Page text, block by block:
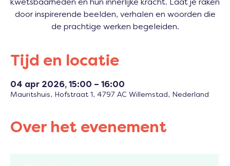
kwetsbaarheden en hun innerlijke kracht. Laat je raken
door inspirerende beelden, verhalen en woorden die
de prachtige werken begeleiden.
Tijd en locatie
04 apr 2026, 15:00 – 16:00
Mauritshuis, Hofstraat 1, 4797 AC Willemstad, Nederland
Over het evenement